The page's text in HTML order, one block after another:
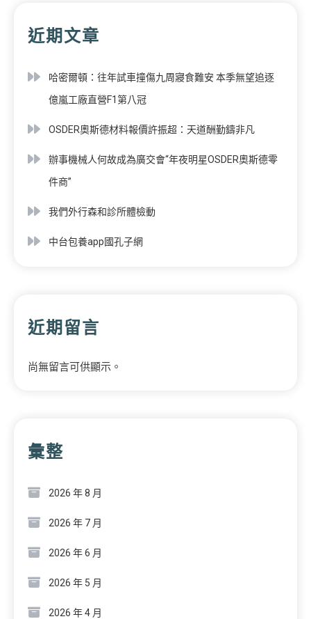
近期文章
哈密爾頓：往年試車撞傷九周寢食難安 本季無望追逐
億嵐工廠直營F1第八冠
OSDER奧斯德材料報價許振超：天道酬勤鑄非凡
辦事機械人何故成為廣交會“年夜明星OSDER奧斯德零
件商”
我們外行森和診所體檢動
中台包養app國孔子網
近期留言
尚無留言可供顯示。
彙整
2026 年 8 月
2026 年 7 月
2026 年 6 月
2026 年 5 月
2026 年 4 月